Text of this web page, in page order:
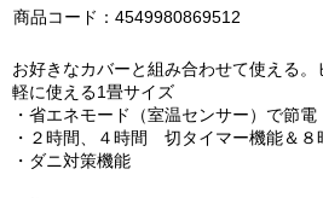
商品コード：4549980869512
お好きなカバーと組み合わせて使える
軽に使える1畳サイズ
・省エネモード（室温センサー）で節電
・２時間、４時間 切タイマー機能＆８
・ダニ対策機能